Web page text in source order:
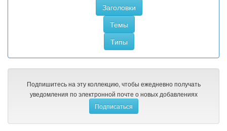
Подпишитесь на эту коллекцию, чтобы ежедневно получать
уведомления по электронной почте о новых добавлениях